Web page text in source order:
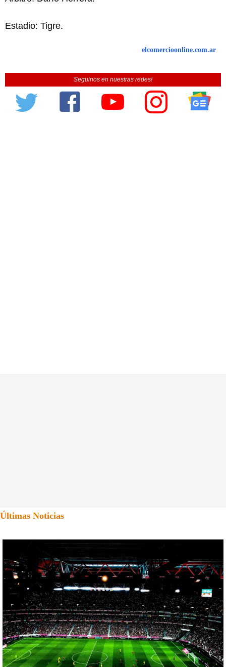
Estadio: Tigre.
elcomercioonline.com.ar
Seguinos en nuestras redes!
Últimas Noticias